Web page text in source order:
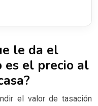
le da el
es el precio al
el valor de tasación